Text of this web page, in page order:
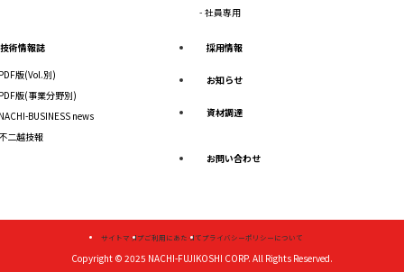
社員専用
技術情報誌
版(Vol.別)
版(事業分野別)
BUSINESS news
二越技報
採用情報
お知らせ
資材調達
お問い合わせ
サイトマップご利用にあたってプライバシーポリシーについて
Copyright © 2025 NACHI-FUJIKOSHI CORP. All Rights Reserved.